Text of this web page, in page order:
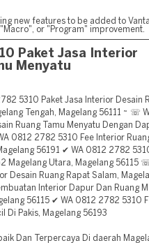
new features to be added to
or "Program" improvement.
Paket Jasa Interior
Menyatu
5310 Paket Jasa Interior Desain
Tengah, Magelang 56111 ~ ☏
Ruang Tamu Menyatu Dengan
0812 2782 5310 Fee Interior
56191 ✔ WA 0812 2782
Magelang Utara, Magelang 56115
Desain Ruang Rapat Salam,
Interior Dapur Dan Ruang
56115 ✔ WA 0812 2782 5310
Di Pakis, Magelang 56193
Dan Terpercaya Di daerah